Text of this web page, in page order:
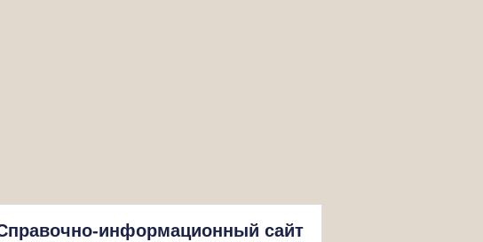
информационный сайт